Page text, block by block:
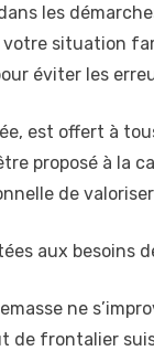
les
situation
éviter les
est offert à
proposé à la
de
aux besoins
ne
de frontalier